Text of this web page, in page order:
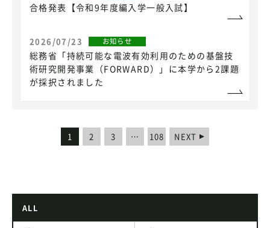
合格発表【令和9年度編入学一般入試】
2026/07/23 お知らせ
総務省「持続可能な電波有効利用のための基盤技
術研究開発事業（FORWARD）」に本学から2課題
が採択されました
1 2 3 … 108 NEXT
ALL